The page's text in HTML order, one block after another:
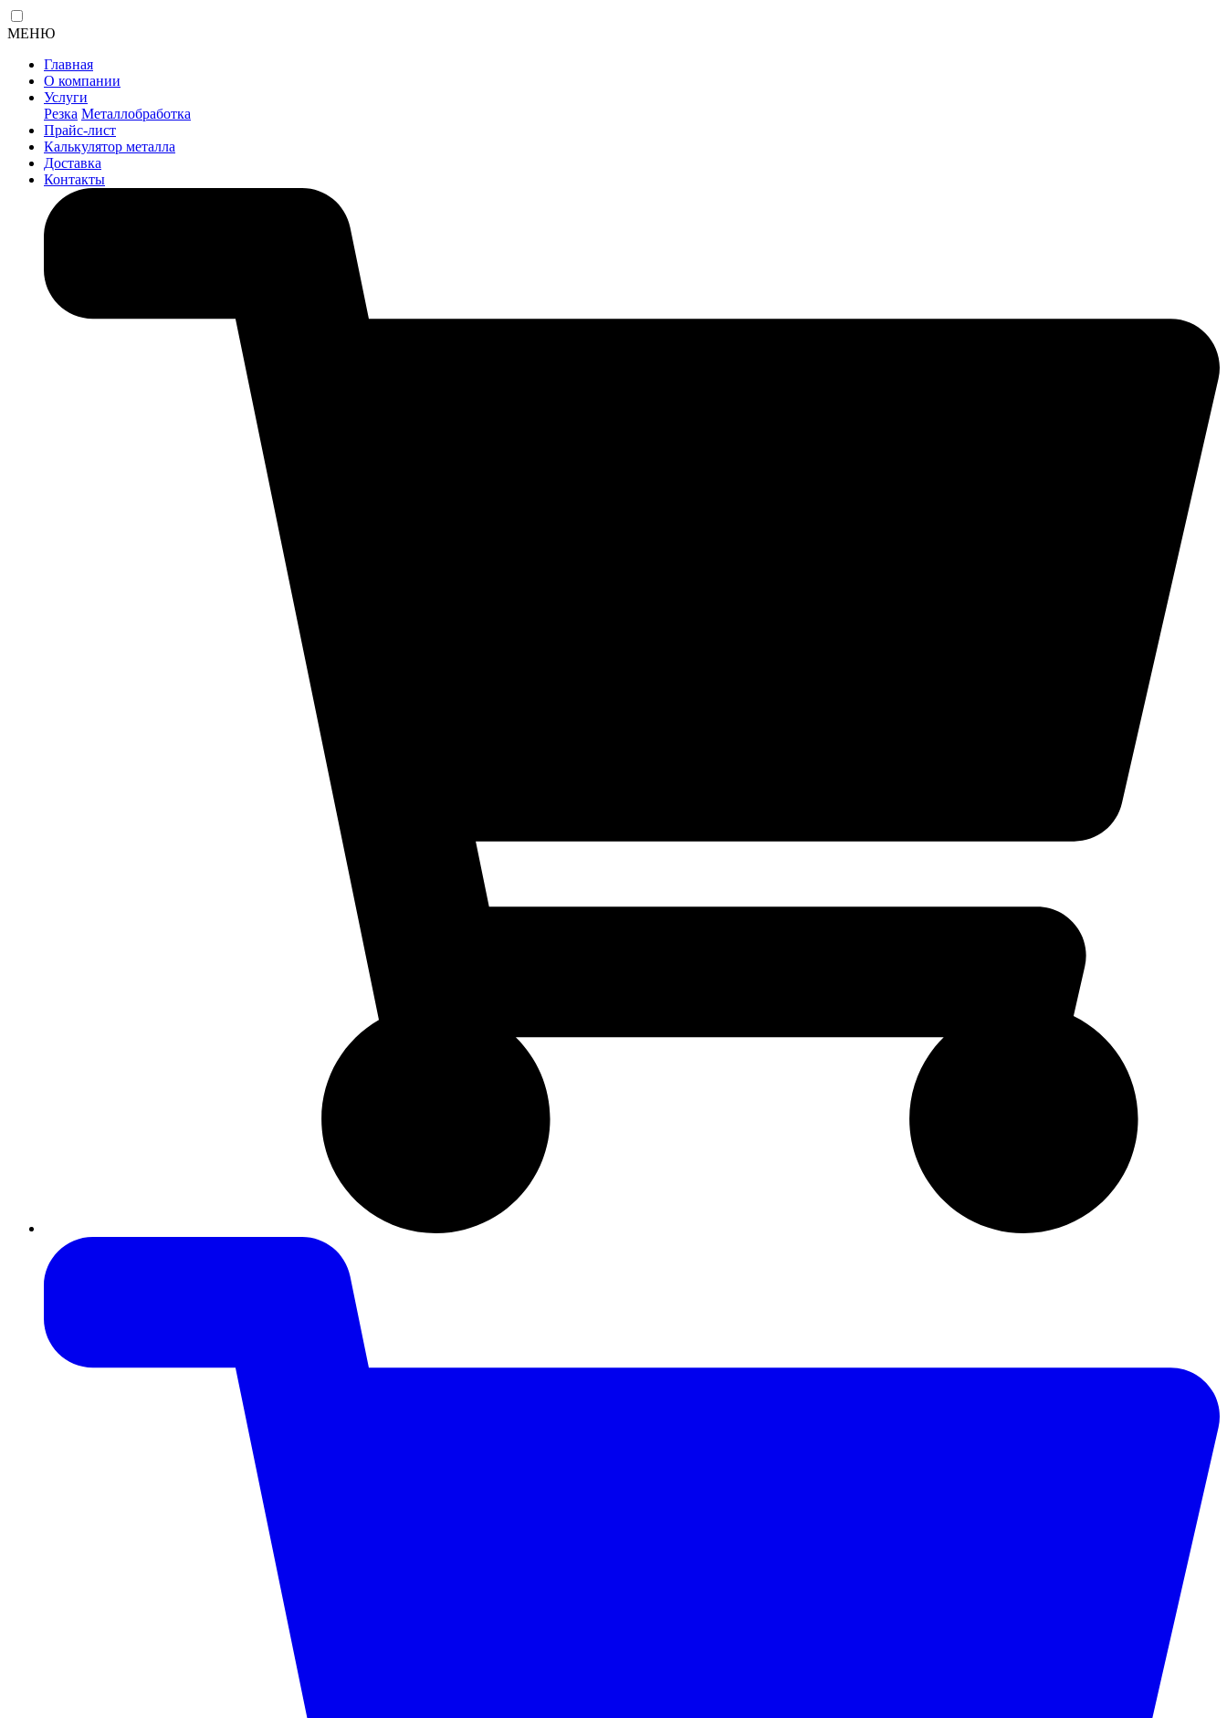
МЕНЮ
Главная
О компании
Услуги
Резка Металлобработка
Прайс-лист
Калькулятор металла
Доставка
Контакты